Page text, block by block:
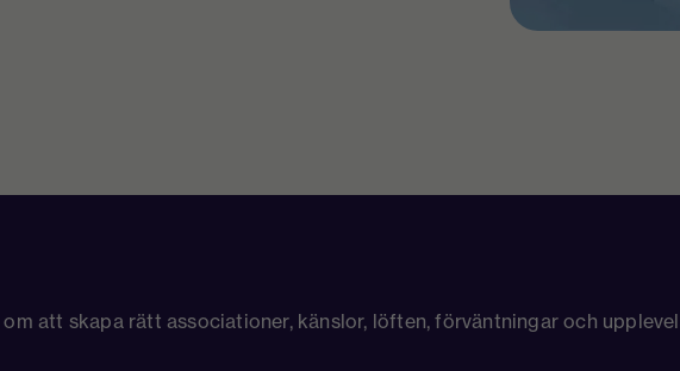
att skapa rätt associationer, känslor, löften, förväntningar och